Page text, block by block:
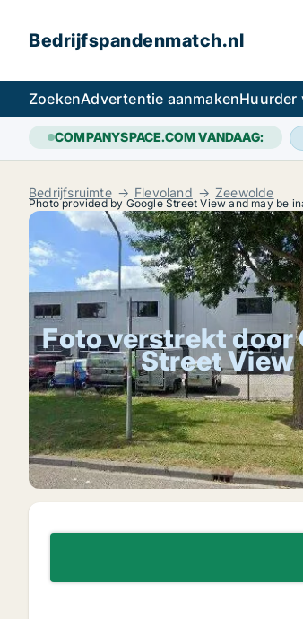
Bedrijfspandenmatch.nl
ZoekenAdvertentie aanmakenHuurder
COMPANYSPACE.COM VANDAAG:
Bedrijfsruimte Flevoland Zeewolde
Photo provided by Google Street View and may be
Foto verstrekt door
Street View